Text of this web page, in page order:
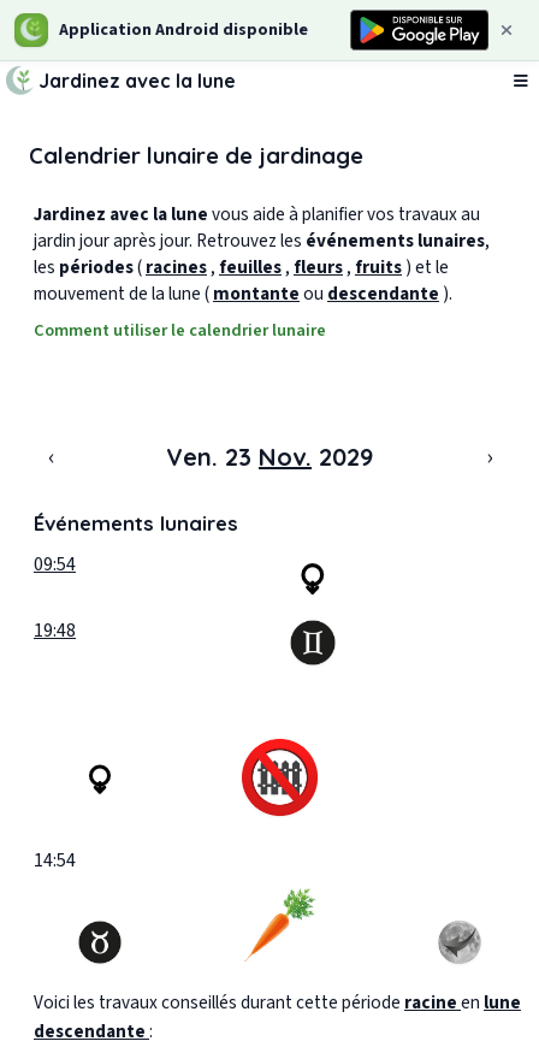
Application Android disponible
Jardinez avec la lune
Calendrier lunaire de jardinage
Jardinez avec la lunevous aide à planifier vos travaux au
jardin jour après jour. Retrouvez les événements lunaires,
les périodes(racines, feuilles, fleurs, fruits) et le
mouvement de la lune (montanteou descendante ).
Comment utiliser le calendrier lunaire
‹ Ven. 23 Nov. 2029 ›
Événements lunaires
09:54
19:48
14:54
Voici les travaux conseillés durant cette période racineen lune
descendante: